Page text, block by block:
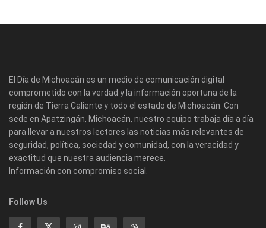
El Día de Michoacán es un medio de comunicación digital
comprometido con la verdad y la información oportuna de la
región de Tierra Caliente y todo el estado de Michoacán. Con
sede en Apatzingán, Michoacán, nuestro equipo trabaja día a día
para llevar a nuestros lectores las noticias más relevantes de
seguridad, política, sociedad y comunidad, con la veracidad y
exactitud que nuestra audiencia merece.
Información con compromiso social.
Follow Us